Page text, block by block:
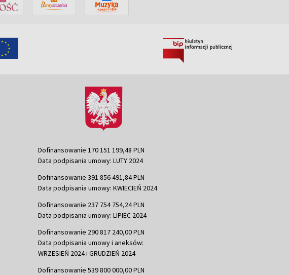
Dofinansowanie 170 151 199,48 PLN
Data podpisania umowy: LUTY 2024
Dofinansowanie 391 856 491,84 PLN
Data podpisania umowy: KWIECIEŃ 2024
Dofinansowanie 237 754 754,24 PLN
Data podpisania umowy: LIPIEC 2024
Dofinansowanie 290 817 240,00 PLN
Data podpisania umowy i aneksów:
WRZESIEŃ 2024 i GRUDZIEŃ 2024
Dofinansowanie 539 800 000,00 PLN